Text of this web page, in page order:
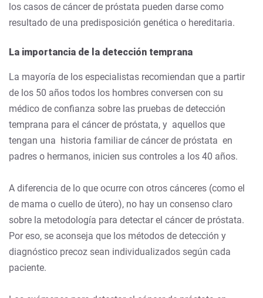
los casos de cáncer de próstata pueden darse como
resultado de una predisposición genética o hereditaria.
La importancia de la detección temprana
La mayoría de los especialistas recomiendan que a partir
de los 50 años todos los hombres conversen con su
médico de confianza sobre las pruebas de detección
temprana para el cáncer de próstata, y aquellos que
tengan una historia familiar de cáncer de próstata en
padres o hermanos, inicien sus controles a los 40 años.
A diferencia de lo que ocurre con otros cánceres (como el
de mama o cuello de útero), no hay un consenso claro
sobre la metodología para detectar el cáncer de próstata.
Por eso, se aconseja que los métodos de detección y
diagnóstico precoz sean individualizados según cada
paciente.